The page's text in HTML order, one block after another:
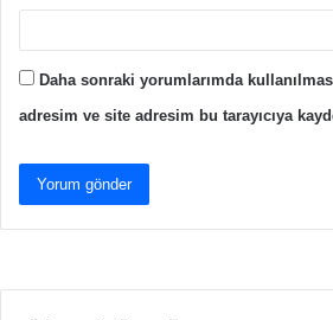
Daha sonraki yorumlarımda
adresim ve site adresim bu tarayıcıya